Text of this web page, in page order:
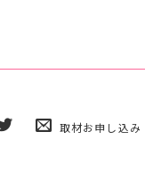
取材お申し込み